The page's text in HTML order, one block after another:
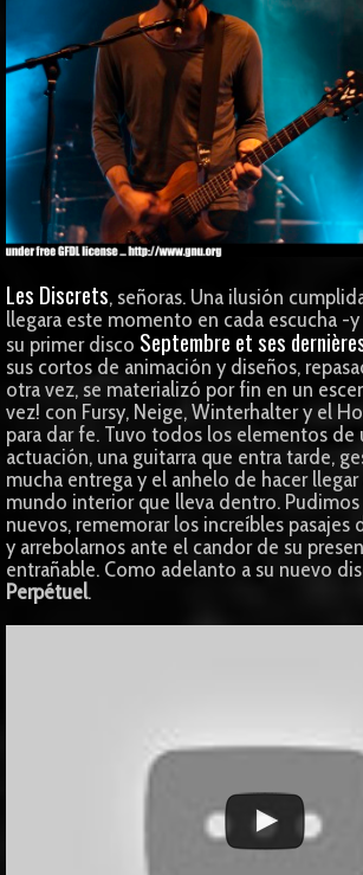
Les Discrets, señoras. Una ilusión
llegara este momento en cada escucha -
su primer disco Septembre et ses
sus cortos de animación y diseños,
otra vez, se materializó por fin en un
vez! con Fursy, Neige, Winterhalter y el
para dar fe. Tuvo todos los elementos de
actuación, una guitarra que entra tarde,
mucha entrega y el anhelo de hacer
mundo interior que lleva dentro.
nuevos, rememorar los increíbles
y arrebolarnos ante el candor de su
entrañable. Como adelanto a su nuevo
Perpétuel.